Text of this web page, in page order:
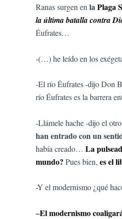
Ranas surgen en laPlaga
la última batalla contra
Éufrates…
-(…) he leído en los
-El río Éufrates -dijo Don
río Éufrates es la barrera
-Llámele hache -dijo el
han entrado con un
había creado… La
mundo? Pues bien, es el
-Y el modernismo ¿qué
–El modernismo